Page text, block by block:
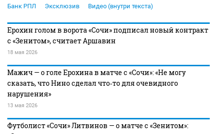
Банк РПЛ
Эксклюзив Видео (внутри текста)
Ерохин голом в ворота «Сочи» подписал новый контракт
с «Зенитом», считает Аршавин
18 мая 2026
Мажич — о голе Ерохина в матче с «Сочи»: «Не могу
сказать, что Нино сделал что‑то для очевидного
нарушения»
13 мая 2026
Футболист «Сочи» Литвинов — о матче с «Зенитом»: